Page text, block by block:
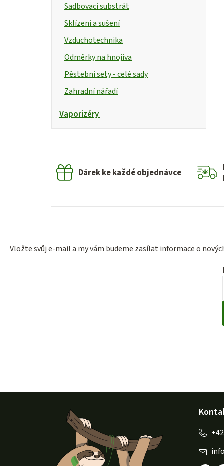
Sadbovací substrát
Sklízení a sušení
Vzduchotechnika
Odměrky na hnojiva
Pěstební sety - celé sady
Zahradní nářadí
Vaporizéry
Dárek ke každé objednávce
Vložte svůj e-mail a my vám budeme zasílat informace o
info